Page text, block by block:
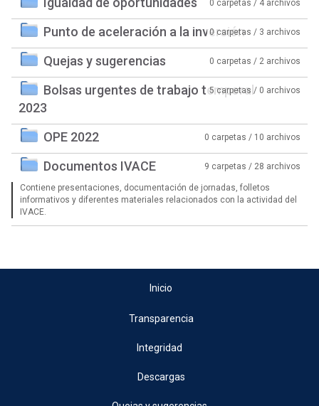
0 carpetas / 4 archivos
Punto de aceleración a la inversión0 carpetas / 3 archivos
Quejas y sugerencias 0 carpetas / 2 archivos
Bolsas urgentes de trabajo temporal
2023
5 carpetas / 0 archivos
OPE 2022 0 carpetas / 10 archivos
Documentos IVACE 9 carpetas / 28 archivos
Contiene presentaciones, documentación de jornadas, folletos
informativos y diferentes materiales relacionados con la actividad del
IVACE.
Inicio
Transparencia
Integridad
Descargas